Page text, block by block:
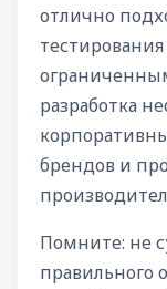
отлично
разработка
брендов и
Помните: не
правильного